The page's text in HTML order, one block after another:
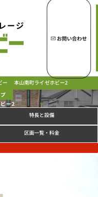
お問い合わせ
ー 本山南町ライゼホビー2
ー2
特長と設備
区画一覧・料金